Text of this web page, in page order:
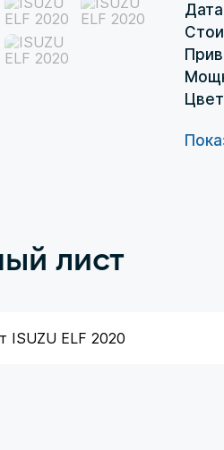
Цвет
лист